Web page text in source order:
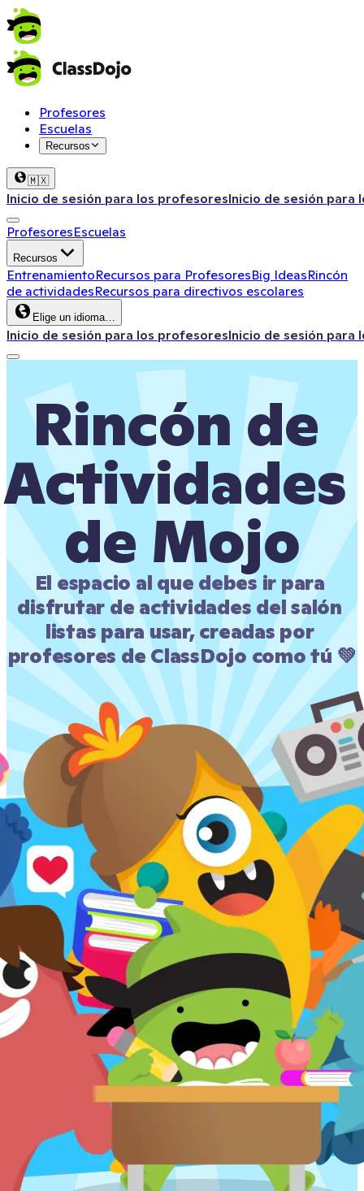
Profesores
Escuelas
Recursos
🇲🇽
Inicio de sesión para los profesoresInicio de sesión para
ProfesoresEscuelas
Recursos
EntrenamientoRecursos para ProfesoresBig IdeasRincón
de actividadesRecursos para directivos escolares
Elige un idioma…
Inicio de sesión para los profesoresInicio de sesión para
Rincón de
Actividades
de Mojo
El espacio al que debes ir para
disfrutar de actividades del salón
listas para usar, creadas por
profesores de ClassDojo como tú 💚